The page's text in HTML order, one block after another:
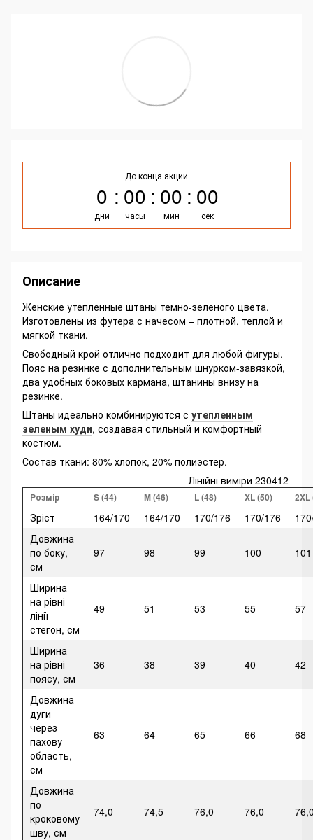
До конца акции
0
дни
00
часы
00
мин
00
сек
Описание
Женские утепленные штаны темно-зеленого цвета.
Изготовлены из футера с начесом – плотной, теплой и
мягкой ткани.
Свободный крой отлично подходит для любой фигуры.
Пояс на резинке с дополнительным шнурком-завязкой,
два удобных боковых кармана, штанины внизу на
резинке.
Штаны идеально комбинируются с утепленным
зеленым худи, создавая стильный и комфортный
костюм.
Состав ткани: 80% хлопок, 20% полиэстер.
Лінійні виміри 230412
Розмір S (44) M (46) L (48) XL (50) 2XL
Зріст 164/170 164/170 170/176 170/176
Довжина
по боку,
см
97 98 99 100 101
Ширина
на рівні
лінії
стегон, см
49 51 53 55 57
Ширина
на рівні
поясу, см
36 38 39 40 42
Довжина
дуги
через
пахову
область,
см
63 64 65 66 68
Довжина
по
кроковому
шву, см
74,0 74,5 76,0 76,0